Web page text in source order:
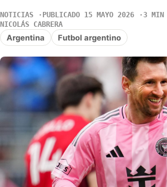
NOTICIAS PUBLICADO 15 MAYO 2026
3 MIN
NICOLÁS CABRERA
Argentina Futbol argentino